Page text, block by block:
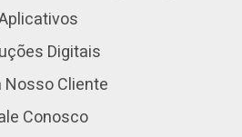
Digitais
Nosso Cliente
Conosco